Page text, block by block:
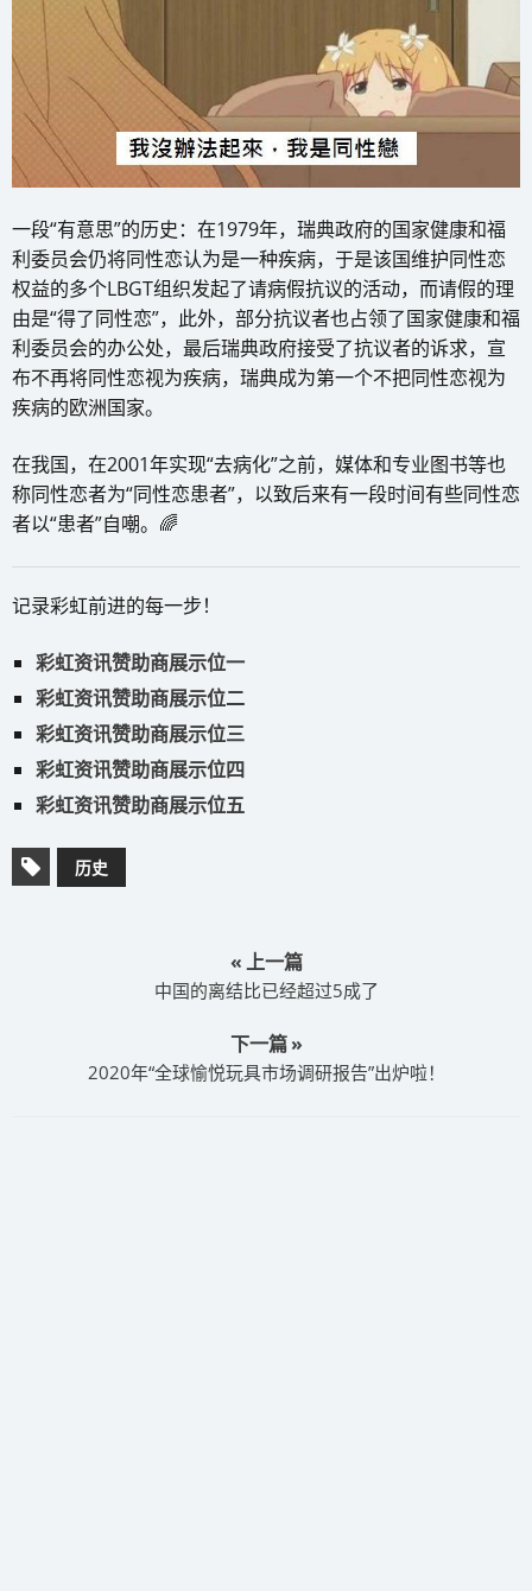
一段“有意思”的历史：在1979年，瑞典政府的国家健康和福
利委员会仍将同性恋认为是一种疾病，于是该国维护同性恋
权益的多个LBGT组织发起了请病假抗议的活动，而请假的理
由是“得了同性恋”，此外，部分抗议者也占领了国家健康和福
利委员会的办公处，最后瑞典政府接受了抗议者的诉求，宣
布不再将同性恋视为疾病，瑞典成为第一个不把同性恋视为
疾病的欧洲国家。
在我国，在2001年实现“去病化”之前，媒体和专业图书等也
称同性恋者为“同性恋患者”，以致后来有一段时间有些同性恋
者以“患者”自嘲。🌈
记录彩虹前进的每一步！
彩虹资讯赞助商展示位一
彩虹资讯赞助商展示位二
彩虹资讯赞助商展示位三
彩虹资讯赞助商展示位四
彩虹资讯赞助商展示位五
历史
« 上一篇
中国的离结比已经超过5成了
下一篇 »
2020年“全球愉悦玩具市场调研报告”出炉啦！